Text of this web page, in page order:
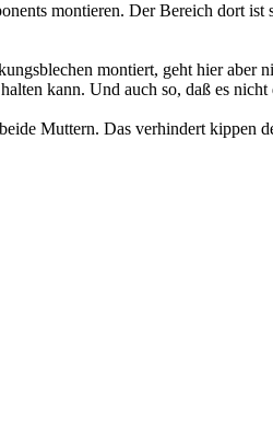
montieren. Der Bereich dort
montiert, geht hier aber
kann. Und auch so, daß es nicht
Muttern. Das verhindert kippen